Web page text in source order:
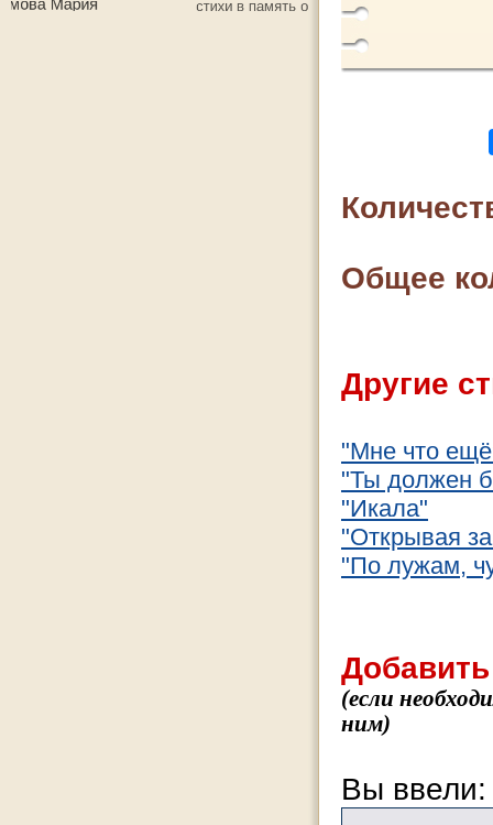
Общее
Другие
"Мне что
"Ты должен
"Икала"
"Открывая
"По лужам,
(если
ним)
Вы